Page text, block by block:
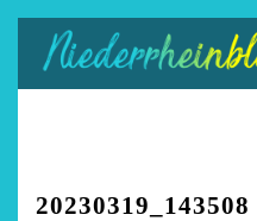
Inhalt
springen
20230319_143508